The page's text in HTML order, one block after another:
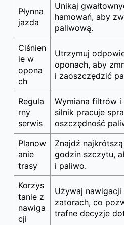
Płynna
jazda
Unikaj
hamowań, aby
paliwową.
Ciśnien
ie w
opona
ch
Utrzymuj
oponach, aby
i zaoszczędzić
Regula
rny
serwis
Wymiana filtrów i
silnik pracuje
oszczędność
Planow
anie
trasy
Znajdź
godzin szczytu,
i paliwo.
Korzys
tanie z
nawiga
cji
Używaj
zatorach, co
trafne decyzje